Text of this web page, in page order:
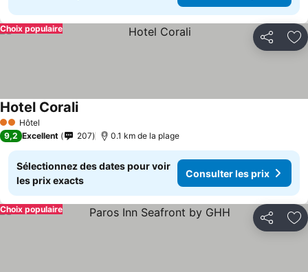
Partager
Choix populaire
2 Étoiles
Hôtel
Hotel Corali
9,2 Excellent 207 0.1 km de la plage
Sélectionnez des dates pour voir
les prix exacts
Consulter les prix
Partager
Choix populaire